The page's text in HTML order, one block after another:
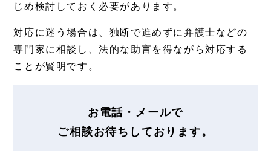
じめ検討しておく必要があります。
対応に迷う場合は、独断で進めずに弁護士などの
専門家に相談し、法的な助言を得ながら対応する
ことが賢明です。
お電話・メールで
ご相談お待ちしております。